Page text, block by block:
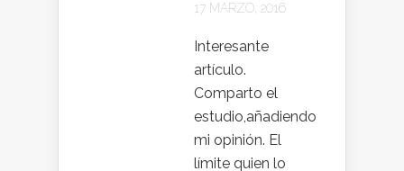
17 MARZO, 2016
Interesante
artículo.
Comparto el
estudio,añadiendo
mi opinión. El
límite quien lo